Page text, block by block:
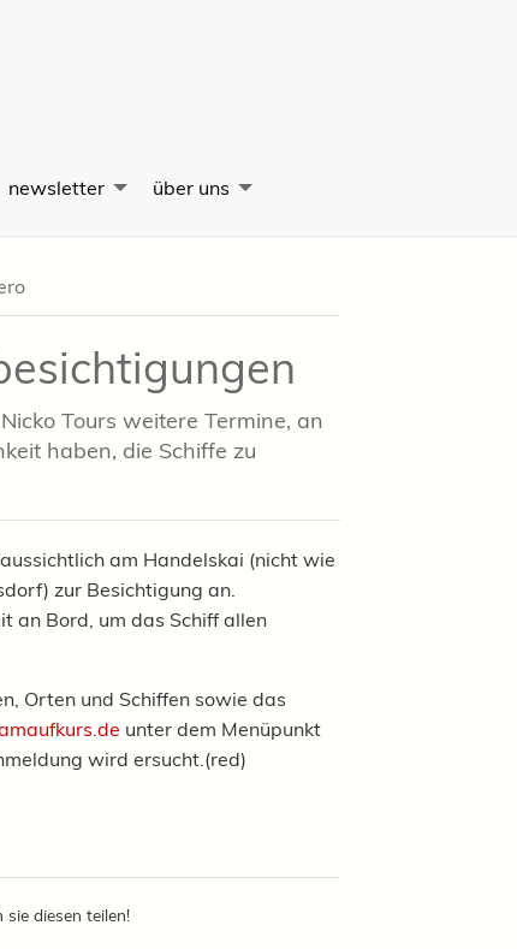
newsletter über uns
Tours weitere Termine, an
haben, die Schiffe zu
am Handelskai (nicht wie
zur Besichtigung an.
an Bord, um das Schiff allen
Orten und Schiffen sowie das
unter dem Menüpunkt
wird ersucht.(red)
diesen teilen!